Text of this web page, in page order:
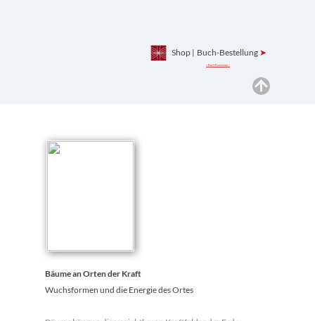
Shop | Buch-Bestellung ➤
> Buch-Rezension <
Bäume an Orten der Kraft
Wuchsformen und die Energie des Ortes